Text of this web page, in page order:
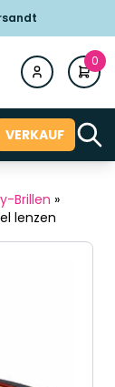
0
VERKAUF
Brillen »
lenzen